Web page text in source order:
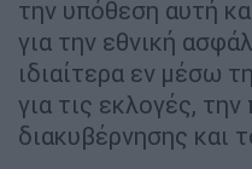
την υπόθεση αυτή
για την εθνική
ιδιαίτερα εν μέσω
για τις εκλογές,
διακυβέρνησης και